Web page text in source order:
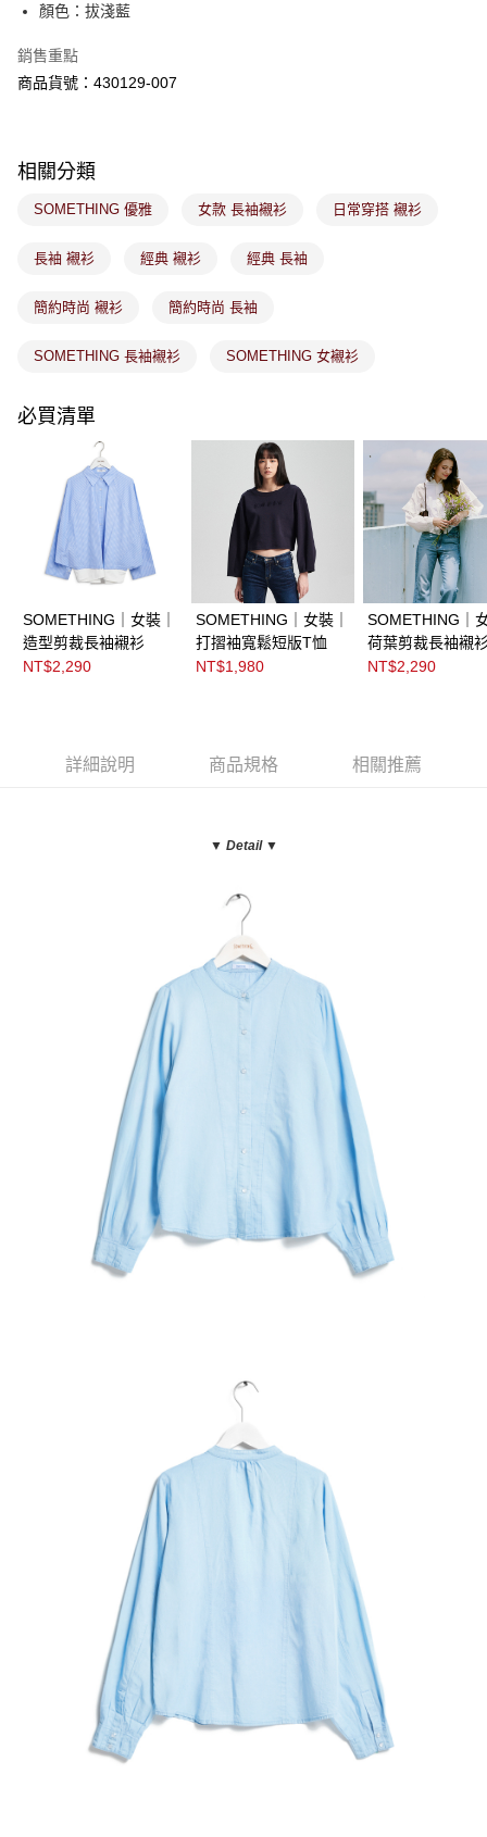
１．透過由恩沛科技股份有限公司提供之「AFTEE先享後付」服務完成之交
權轉讓予恩沛科技股份有限公司。
２．關於個人資料處理事宜，請瀏覽以下網址：
４．使用「AFTEE先享後付」時，將依據個別帳號之用戶狀況，依本公司即
請求用戶進行身份認證。
恩沛科技股份有限公司將有權停止該用戶之使用額度並採取法律行動。
免運費
付款後7-11取貨
免運費
免運費
顏色：拔淺藍
銷售重點
商品貨號：430129-007
相關分類
SOMETHING 優雅 女款 長袖襯衫 日常穿搭 襯衫
長袖 襯衫 經典 襯衫 經典 長袖
簡約時尚 襯衫 簡約時尚 長袖
SOMETHING 長袖襯衫 SOMETHING 女襯衫
必買清單
SOMETHING｜女裝｜
造型剪裁長袖襯衫
NT$2,290
SOMETHING｜女裝｜
打摺袖寬鬆短版T恤
NT$1,980
SOMETHING｜
荷葉剪裁長袖襯
NT$2,290
詳細說明 商品規格 相關推薦
▼ Detail ▼